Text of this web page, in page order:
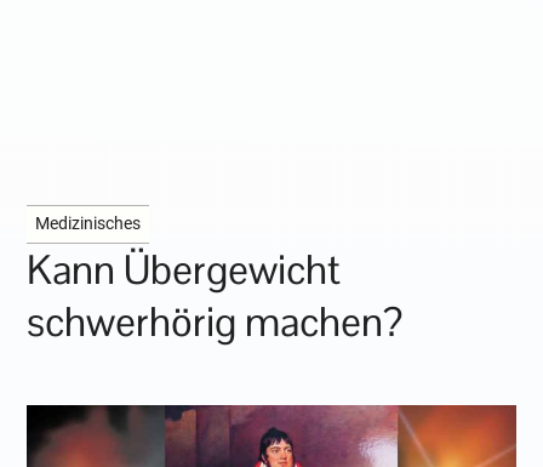
Medizinisches
Kann Übergewicht
schwerhörig machen?